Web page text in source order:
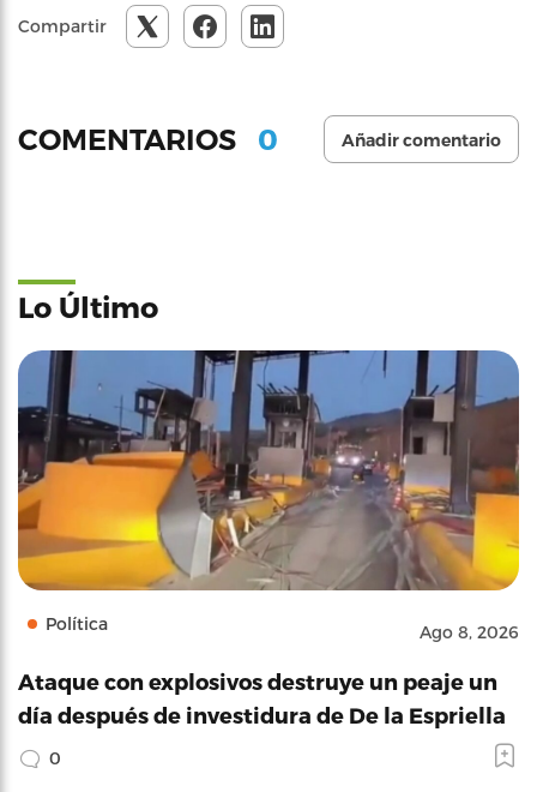
Compartir
COMENTARIOS 0 Añadir comentario
Lo Último
Política Ago 8, 2026
Ataque con explosivos destruye un peaje un
día después de investidura de De la Espriella
0